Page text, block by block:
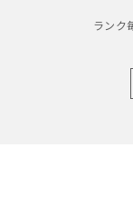
ランク